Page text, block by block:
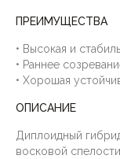
ПРЕИМУЩЕСТВА
• Высокая и
• Раннее
• Хорошая
ОПИСАНИЕ
Диплоидный
восковой